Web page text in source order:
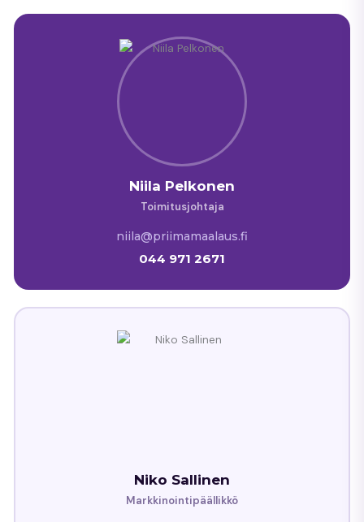
Niila Pelkonen
Toimitusjohtaja
niila@priimamaalaus.fi
044 971 2671
Niko Sallinen
Markkinointipäällikkö